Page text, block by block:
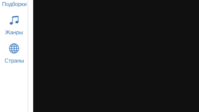
Подборки
Жанры
Страны